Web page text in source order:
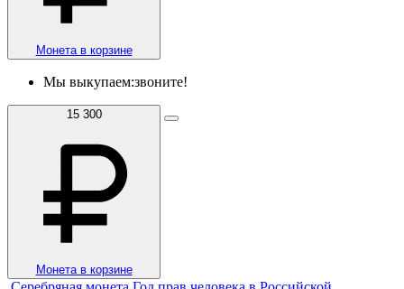
Монета в корзине
Мы выкупаем:звоните!
15 300
Монета в корзине